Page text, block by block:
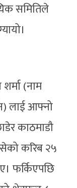
समितिले
(नाम
लाई आफ्नो
काठमाडौ
करिब २५
फर्किएपछि